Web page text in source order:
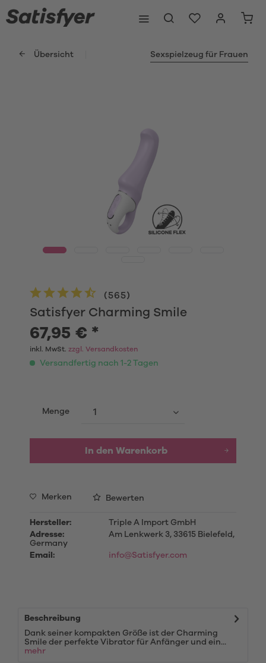
Übersicht Sexspielzeug für Frauen
Satisfyer Charming Smile
(565)
67,95 € *
inkl. MwSt. zzgl. Versandkosten
Versandfertig nach 1-2 Tagen
Menge
In den Warenkorb
Merken Bewerten
Hersteller:
Triple A Import GmbH
Adresse:
Am Lenkwerk 3, 33615 Bielefeld,
Germany
Email:
info@Satisfyer.com
Beschreibung
Dank seiner kompakten Größe ist der Charming
Smile der perfekte Vibrator für Anfänger und ein...
mehr